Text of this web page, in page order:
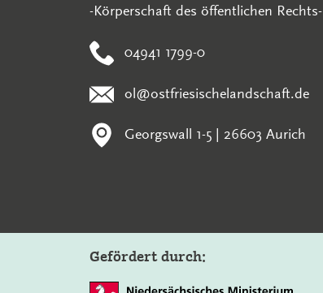
-Körperschaft des öffentlichen Rechts-
04941 1799-0
ol@ostfriesischelandschaft.de
Georgswall 1-5 | 26603 Aurich
Gefördert durch: